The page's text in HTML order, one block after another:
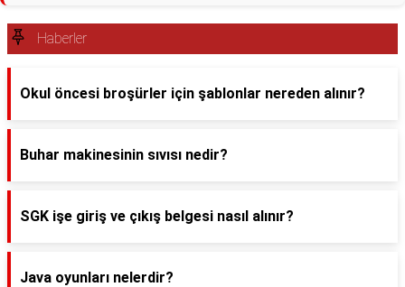
Haberler
Okul öncesi broşürler için şablonlar nereden alınır?
Buhar makinesinin sıvısı nedir?
SGK işe giriş ve çıkış belgesi nasıl alınır?
Java oyunları nelerdir?